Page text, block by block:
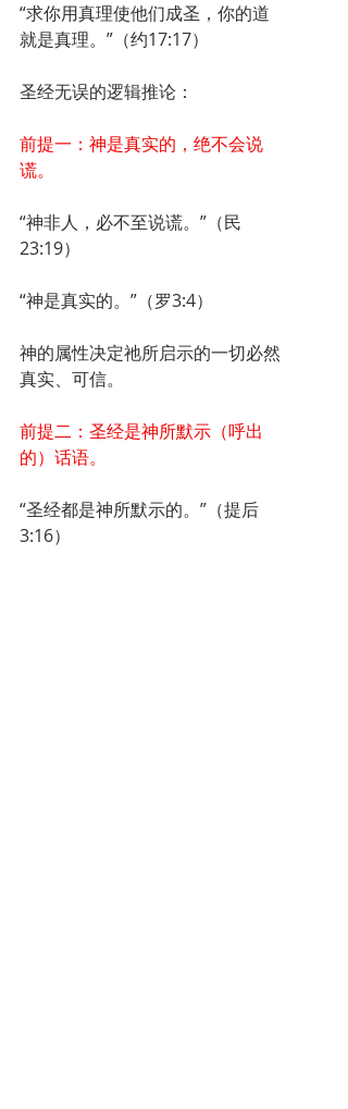
“求你用真理使他们成圣，你的道
就是真理。”（约17:17）
圣经无误的逻辑推论：
前提一：神是真实的，绝不会说
谎。
“神非人，必不至说谎。”（民
23:19）
“神是真实的。”（罗3:4）
神的属性决定祂所启示的一切必然
真实、可信。
前提二：圣经是神所默示（呼出
的）话语。
“圣经都是神所默示的。”（提后
3:16）